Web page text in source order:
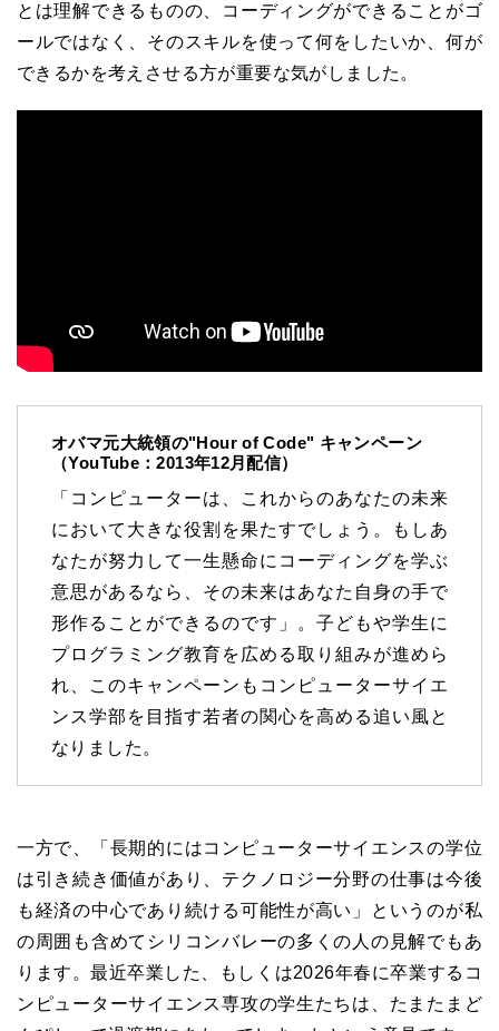
とは理解できるものの、コーディングができることがゴ
ールではなく、そのスキルを使って何をしたいか、何が
できるかを考えさせる方が重要な気がしました。
オバマ元大統領の"Hour of Code" キャンペーン
（YouTube：2013年12月配信）
「コンピューターは、これからのあなたの未来
において大きな役割を果たすでしょう。もしあ
なたが努力して一生懸命にコーディングを学ぶ
意思があるなら、その未来はあなた自身の手で
形作ることができるのです」。子どもや学生に
プログラミング教育を広める取り組みが進めら
れ、このキャンペーンもコンピューターサイエ
ンス学部を目指す若者の関心を高める追い風と
なりました。
一方で、「長期的にはコンピューターサイエンスの学位
は引き続き価値があり、テクノロジー分野の仕事は今後
も経済の中心であり続ける可能性が高い」というのが私
の周囲も含めてシリコンバレーの多くの人の見解でもあ
ります。最近卒業した、もしくは2026年春に卒業するコ
ンピューターサイエンス専攻の学生たちは、たまたまど